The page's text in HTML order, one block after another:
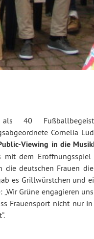
40
Cornelia
Viewing in die
mit dem Eröffnungsspiel
die deutschen Frauen
es Grillwürstchen und
„Wir Grüne engagieren
Frauensport nicht nur